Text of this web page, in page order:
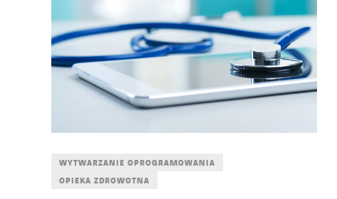
WYTWARZANIE OPROGRAMOWANIA
OPIEKA ZDROWOTNA